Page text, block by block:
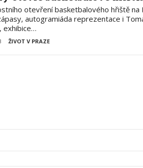
otevření basketbalového hřiště na
autogramiáda reprezentace i
exhibice…
ŽIVOT V PRAZE